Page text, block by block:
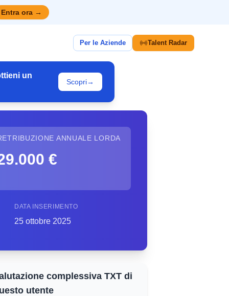
Entra ora →
Per le Aziende Talent Radar
un
Scopri→
ANNUALE LORDA
€
DATA INSERIMENTO
25 ottobre 2025
complessiva TXT di
utente